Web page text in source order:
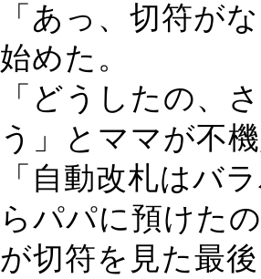
「あ っ 、切符が
始めた。
「どうしたの、さ
う」とママが不
「自動改札はバ
らパパに預けた
が切符を見た最